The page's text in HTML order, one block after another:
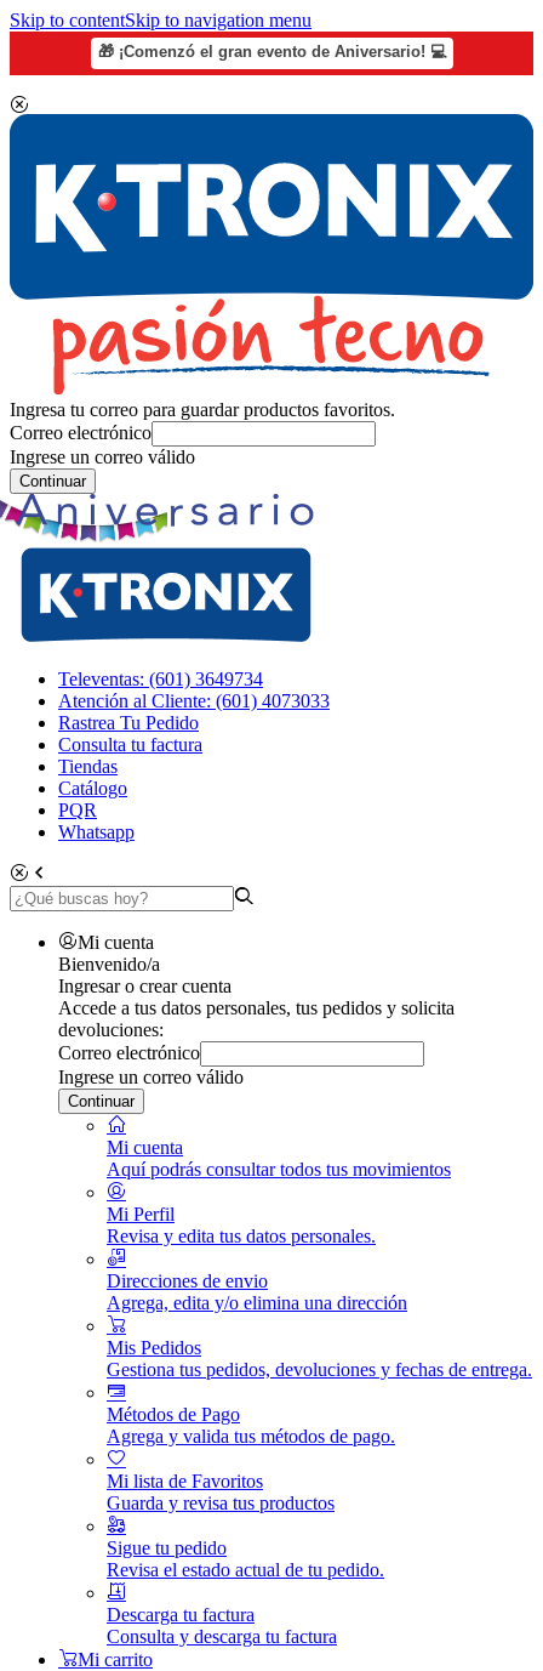
Skip to contentSkip to navigation menu
🎁 ¡Comenzó el gran evento de Aniversario! 💻
Ingresa tu correo para guardar productos favoritos.
Correo electrónico
Ingrese un correo válido
Continuar
Televentas: (601) 3649734
Atención al Cliente: (601) 4073033
Rastrea Tu Pedido
Consulta tu factura
Tiendas
Catálogo
PQR
Whatsapp
Mi cuenta
Bienvenido/a
Ingresar o crear cuenta
Accede a tus datos personales, tus pedidos y solicita
devoluciones:
Correo electrónico
Ingrese un correo válido
Continuar
Mi cuenta
Aquí podrás consultar todos tus movimientos
Mi Perfil
Revisa y edita tus datos personales.
Direcciones de envio
Agrega, edita y/o elimina una dirección
Mis Pedidos
Gestiona tus pedidos, devoluciones y fechas de entrega.
Métodos de Pago
Agrega y valida tus métodos de pago.
Mi lista de Favoritos
Guarda y revisa tus productos
Sigue tu pedido
Revisa el estado actual de tu pedido.
Descarga tu factura
Consulta y descarga tu factura
Mi carrito